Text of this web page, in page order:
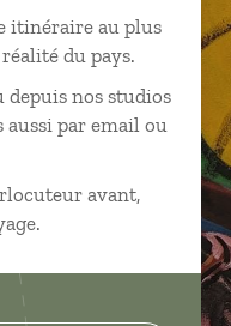
itinéraire au plus
du pays.
depuis nos studios
aussi par email ou
avant,